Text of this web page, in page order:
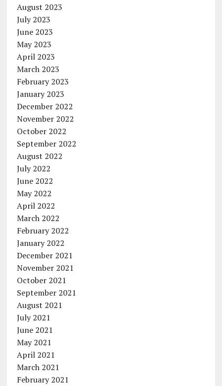
August 2023
July 2023
June 2023
May 2023
April 2023
March 2023
February 2023
January 2023
December 2022
November 2022
October 2022
September 2022
August 2022
July 2022
June 2022
May 2022
April 2022
March 2022
February 2022
January 2022
December 2021
November 2021
October 2021
September 2021
August 2021
July 2021
June 2021
May 2021
April 2021
March 2021
February 2021